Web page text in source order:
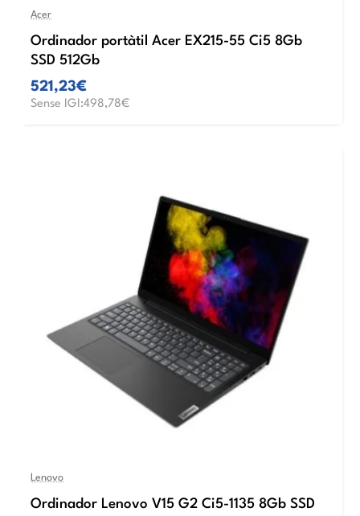
Acer
Ordinador portàtil Acer EX215-55 Ci5 8Gb
SSD 512Gb
521,23€
Sense IGI:498,78€
Lenovo
Ordinador Lenovo V15 G2 Ci5-1135 8Gb SSD